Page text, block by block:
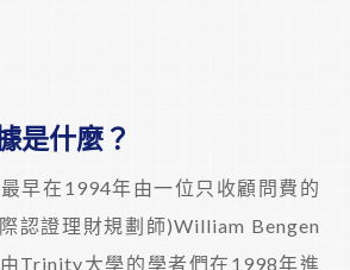
是什麼？
最早在1994年由一位只收顧問費的
認證理財規劃師)William Bengen
Trinity大學的學者們在1998年進